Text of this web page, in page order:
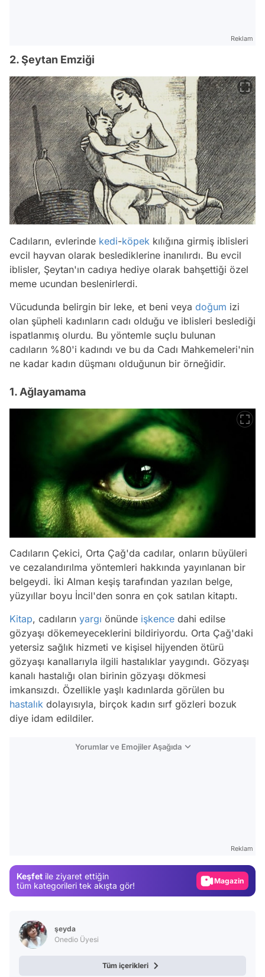
Reklam
2. Şeytan Emziği
Cadıların, evlerinde kedi-köpek kılığına girmiş iblisleri
evcil hayvan olarak beslediklerine inanılırdı. Bu evcil
iblisler, Şeytan'ın cadıya hediye olarak bahşettiği özel
meme ucundan beslenirlerdi.
Vücudunda belirgin bir leke, et beni veya doğum izi
olan şüpheli kadınların cadı olduğu ve iblisleri beslediği
ispatlanmış olurdu. Bu yöntemle suçlu bulunan
cadıların %80'i kadındı ve bu da Cadı Mahkemeleri'nin
ne kadar kadın düşmanı olduğunun bir örneğidir.
1. Ağlayamama
Cadıların Çekici, Orta Çağ'da cadılar, onların büyüleri
ve cezalandırılma yöntemleri hakkında yayınlanan bir
belgeydi. İki Alman keşiş tarafından yazılan belge,
yüzyıllar boyu İncil'den sonra en çok satılan kitaptı.
Kitap, cadıların yargı önünde işkence dahi edilse
gözyaşı dökemeyeceklerini bildiriyordu. Orta Çağ'daki
yetersiz sağlık hizmeti ve kişisel hijyenden ötürü
gözyaşı kanallarıyla ilgili hastalıklar yaygındı. Gözyaşı
kanalı hastalığı olan birinin gözyaşı dökmesi
imkansızdı. Özellikle yaşlı kadınlarda görülen bu
hastalık dolayısıyla, birçok kadın sırf gözleri bozuk
diye idam edildiler.
Yorumlar ve Emojiler Aşağıda
Reklam
Keşfet ile ziyaret ettiğin
tüm kategorileri tek akışta gör!
Video
şeyda
Onedio Üyesi
Tüm içerikleri